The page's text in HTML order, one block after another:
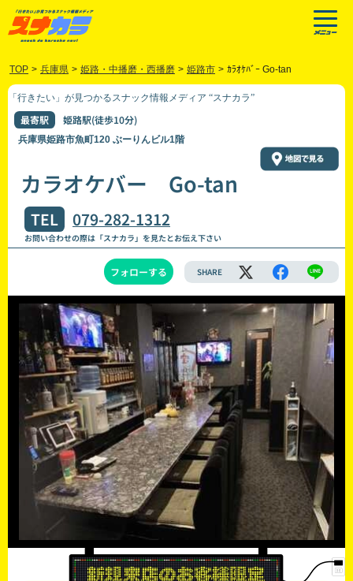
TOP > 兵庫県 > 姫路・中播磨・西播磨 > 姫路市 > ｶﾗｵｹﾊﾞｰ Go-tan
「行きたい」が見つかるスナック情報メディア “スナカラ”
最寄駅 姫路駅(徒歩10分)
兵庫県姫路市魚町120 ぶーりんビル1階
カラオケバー Go-tan
TEL 079-282-1312
お問い合わせの際は「スナカラ」を見たとお伝え下さい
フォローする SHARE